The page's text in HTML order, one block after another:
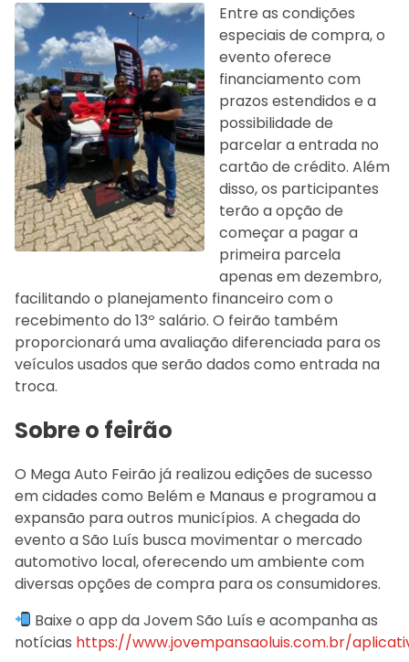
Entre as condições
especiais de compra, o
evento oferece
financiamento com
prazos estendidos e a
possibilidade de
parcelar a entrada no
cartão de crédito. Além
disso, os participantes
terão a opção de
começar a pagar a
primeira parcela
apenas em dezembro,
facilitando o planejamento financeiro com o
recebimento do 13º salário. O feirão também
proporcionará uma avaliação diferenciada para os
veículos usados que serão dados como entrada na
troca.
Sobre o feirão
O Mega Auto Feirão já realizou edições de sucesso
em cidades como Belém e Manaus e programou a
expansão para outros municípios. A chegada do
evento a São Luís busca movimentar o mercado
automotivo local, oferecendo um ambiente com
diversas opções de compra para os consumidores.
Baixe o app da Jovem São Luís e acompanha as
notícias https://www.jovempansaoluis.com.br/